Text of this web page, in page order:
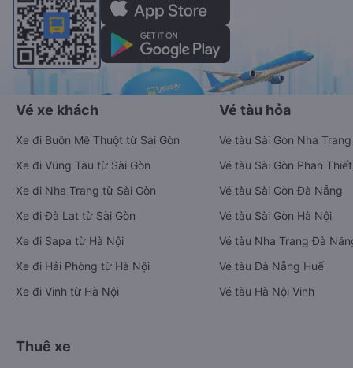
Vé xe khách
Xe đi Buôn Mê Thuột từ Sài Gòn
Xe đi Vũng Tàu từ Sài Gòn
Xe đi Nha Trang từ Sài Gòn
Xe đi Đà Lạt từ Sài Gòn
Xe đi Sapa từ Hà Nội
Xe đi Hải Phòng từ Hà Nội
Xe đi Vinh từ Hà Nội
Vé tàu hỏa
Vé tàu Sài Gòn Nha Trang
Vé tàu Sài Gòn Phan Thiết
Vé tàu Sài Gòn Đà Nẵng
Vé tàu Sài Gòn Hà Nội
Vé tàu Nha Trang Đà
Vé tàu Đà Nẵng Huế
Vé tàu Hà Nội Vinh
Thuê xe